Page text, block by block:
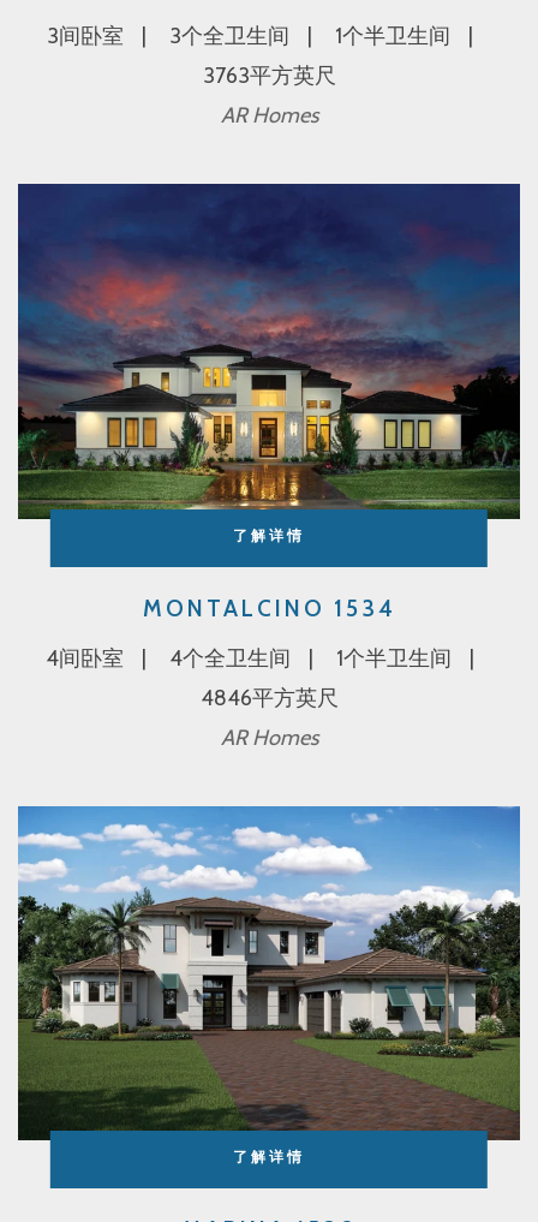
了解详情
了解详情
MONTALCINO 1534
4间卧室 4个全卫生间
1个半卫生间
4846平方英尺
AR Homes
3间卧室 3个全卫生间
1个半卫生间
3763平方英尺
AR Homes